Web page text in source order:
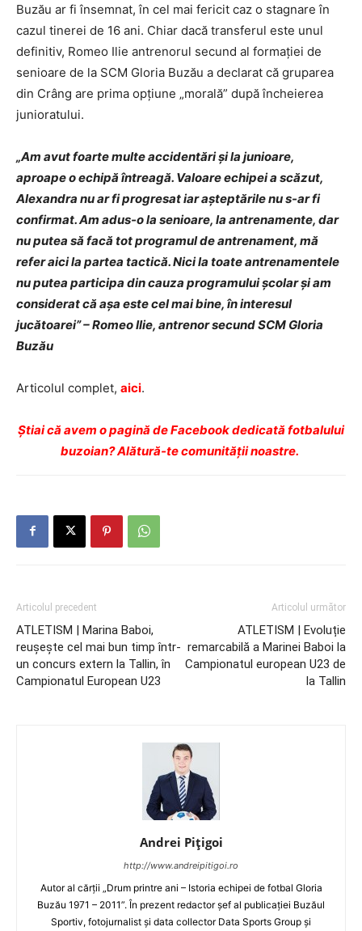
Buzău ar fi însemnat, în cel mai fericit caz o stagnare în
cazul tinerei de 16 ani. Chiar dacă transferul este unul
definitiv, Romeo Ilie antrenorul secund al formației de
senioare de la SCM Gloria Buzău a declarat că gruparea
din Crâng are prima opțiune „morală” după încheierea
junioratului.
„Am avut foarte multe accidentări și la junioare,
aproape o echipă întreagă. Valoare echipei a scăzut,
Alexandra nu ar fi progresat iar așteptările nu s-ar fi
confirmat. Am adus-o la senioare, la antrenamente, dar
nu putea să facă tot programul de antrenament, mă
refer aici la partea tactică. Nici la toate antrenamentele
nu putea participa din cauza programului școlar și am
considerat că așa este cel mai bine, în interesul
jucătoarei” – Romeo Ilie, antrenor secund SCM Gloria
Buzău
Articolul complet, aici.
Ştiai că avem o pagină de Facebook dedicată fotbalului
buzoian? Alătură-te comunității noastre.
Articolul precedent
ATLETISM | Marina Baboi,
reușește cel mai bun timp într-
un concurs extern la Tallin, în
Campionatul European U23
Articolul următor
ATLETISM | Evoluție
remarcabilă a Marinei Baboi la
Campionatul european U23 de
la Tallin
Andrei Pițigoi
http://www.andreipitigoi.ro
Autor al cărţii „Drum printre ani – Istoria echipei de fotbal Gloria
Buzău 1971 – 2011”. În prezent redactor şef al publicaţiei Buzăul
Sportiv, fotojurnalist şi data collector Data Sports Group şi